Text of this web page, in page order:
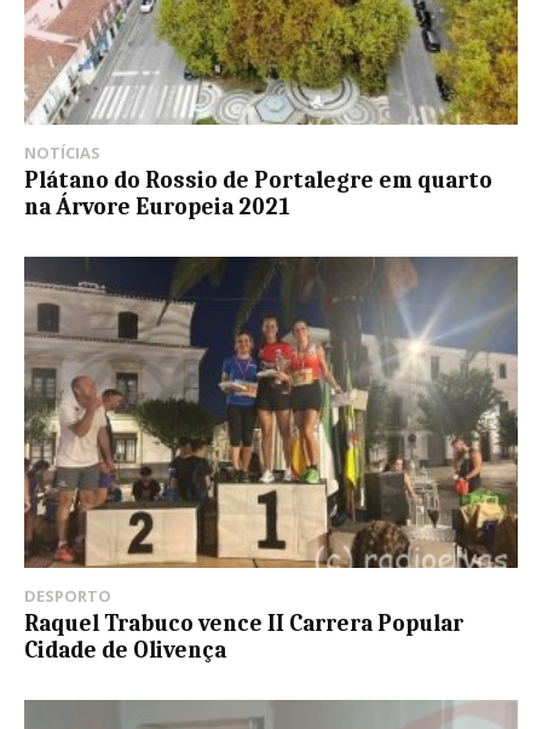
NOTÍCIAS
Plátano do Rossio de Portalegre em quarto
na Árvore Europeia 2021
DESPORTO
Raquel Trabuco vence II Carrera Popular
Cidade de Olivença